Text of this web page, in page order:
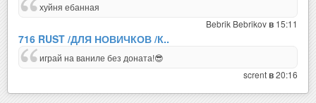
хуйня ебанная
Bebrik Bebrikovв 15:11
716 RUST /ДЛЯ НОВИЧКОВ /К..
играй на ваниле без доната!😎
screntв20:16